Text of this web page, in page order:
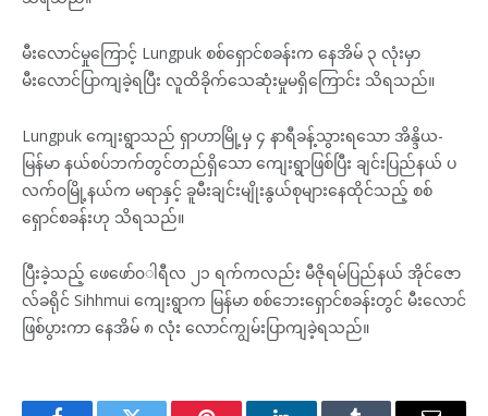
မီးလောင်မှုကြောင့် Lungpuk စစ်ရှောင်စခန်းက နေအိမ် ၃ လုံးမှာ
မီးလောင်ပြာကျခဲ့ရပြီး လူထိခိုက်သေဆုံးမှုမရှိကြောင်း သိရသည်။
Lungpuk ကျေးရွာသည် ရှာဟာမြို့မှ ၄ နာရီခန့်သွားရသော အိန္ဒိယ-
မြန်မာ နယ်စပ်ဘက်တွင်တည်ရှိသော ကျေးရွာဖြစ်ပြီး ချင်းပြည်နယ် ပ
လက်၀မြို့နယ်က မရာနှင့် ခူမီးချင်းမျိုးနွယ်စုများနေထိုင်သည့် စစ်
ရှောင်စခန်းဟု သိရသည်။
ပြီးခဲ့သည့် ဖေဖော်၀◌ါရီလ ၂၁ ရက်ကလည်း မီဇိုရမ်ပြည်နယ် အိုင်ဇော
လ်ခရိုင် Sihhmui ကျေးရွာက မြန်မာ စစ်ဘေးရှောင်စခန်းတွင် မီးလောင်
ဖြစ်ပွားကာ နေအိမ် ၈ လုံး လောင်ကျွမ်းပြာကျခဲ့ရသည်။